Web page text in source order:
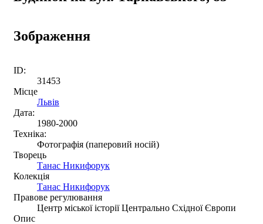
Зображення
ID:
31453
Місце
Львів
Дата:
1980-2000
Техніка:
Фотографія (паперовий носій)
Творець
Танас Никифорук
Колекція
Танас Никифорук
Правове регулювання
Центр міської історії Центрально Східної Європи
Опис